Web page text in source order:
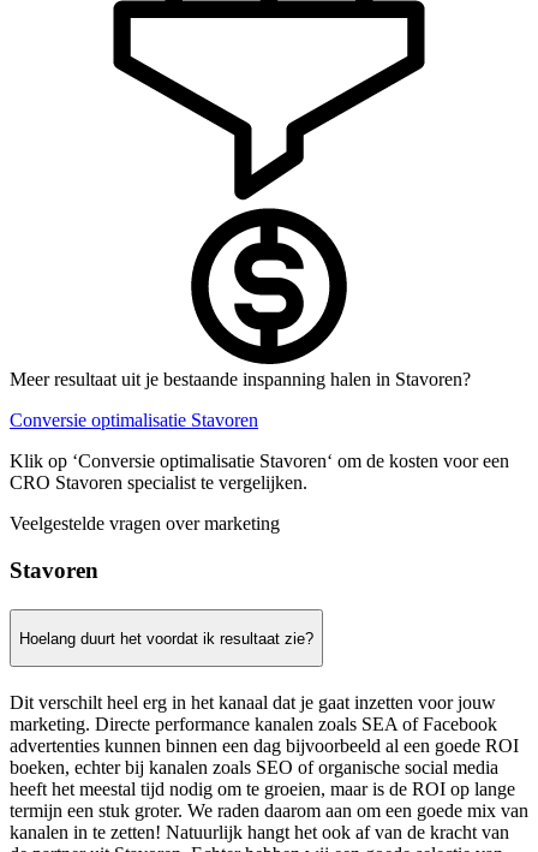
Meer resultaat uit je bestaande inspanning halen in Stavoren?
Conversie optimalisatie Stavoren
Klik op ‘Conversie optimalisatie Stavoren‘ om de kosten voor een
CRO Stavoren specialist te vergelijken.
Veelgestelde vragen over marketing
Stavoren
Hoelang duurt het voordat ik resultaat zie?
Dit verschilt heel erg in het kanaal dat je gaat inzetten voor jouw
marketing. Directe performance kanalen zoals SEA of Facebook
advertenties kunnen binnen een dag bijvoorbeeld al een goede ROI
boeken, echter bij kanalen zoals SEO of organische social media
heeft het meestal tijd nodig om te groeien, maar is de ROI op lange
termijn een stuk groter. We raden daarom aan om een goede mix van
kanalen in te zetten! Natuurlijk hangt het ook af van de kracht van